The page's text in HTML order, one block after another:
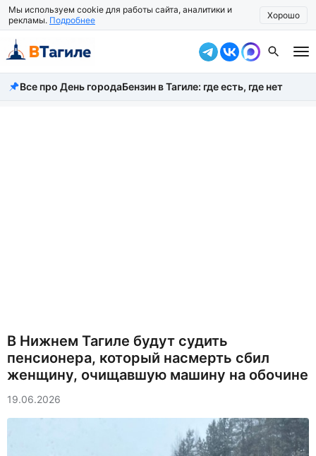
Мы используем cookie для работы сайта, аналитики и
рекламы. Подробнее Хорошо
Все новости
Все про День городаБензин в Тагиле: где есть, где нет
В Нижнем Тагиле будут судить
пенсионера, который насмерть сбил
женщину, очищавшую машину на обочине
19.06.2026